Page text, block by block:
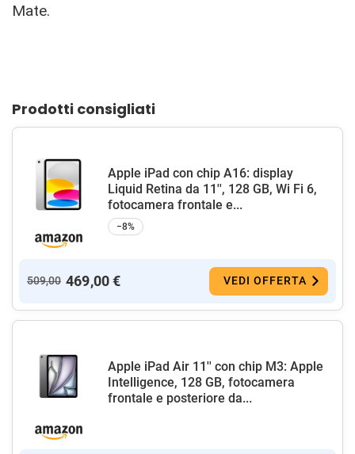
Mate.
Prodotti consigliati
Apple iPad con chip A16: display
Liquid Retina da 11'', 128 GB, Wi Fi 6,
fotocamera frontale e...
−8%
509,00 469,00 € VEDI OFFERTA
Apple iPad Air 11'' con chip M3: Apple
Intelligence, 128 GB, fotocamera
frontale e posteriore da...